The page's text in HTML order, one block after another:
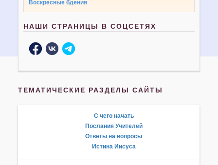
Воскресные бдения
НАШИ СТРАНИЦЫ В СОЦСЕТЯХ
ТЕМАТИЧЕСКИЕ РАЗДЕЛЫ САЙТЫ
С чего начать
Послания Учителей
Ответы на вопросы
Истина Иисуса